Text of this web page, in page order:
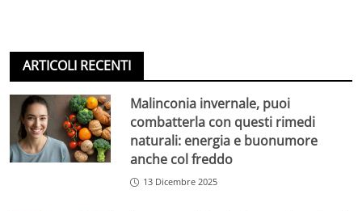
ARTICOLI RECENTI
Malinconia invernale, puoi
combatterla con questi rimedi
naturali: energia e buonumore
anche col freddo
13 Dicembre 2025